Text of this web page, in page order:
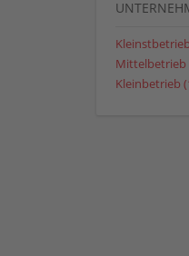
Mittelbetrieb
Kleinbetrieb